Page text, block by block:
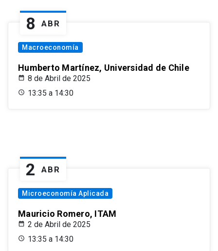
8 ABR
Macroeconomía
Humberto Martínez, Universidad de Chile
8 de Abril de 2025
13:35 a 14:30
2 ABR
Microeconomía Aplicada
Mauricio Romero, ITAM
2 de Abril de 2025
13:35 a 14:30